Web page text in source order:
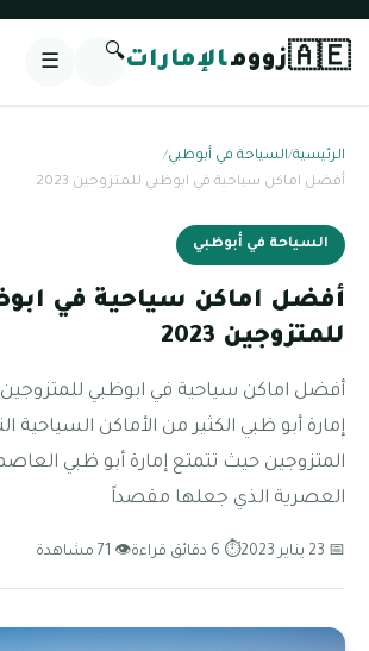
🇦🇪زوومالإمارات🔍
☰
الرئيسية/السياحة في أبوظبي/
أفضل اماكن سياحية في ابوظبي للمتزوجين 2023
السياحة في أبوظبي
أفضل اماكن سياحية في
للمتزوجين 2023
إمارة أبو ظبي الكثير من الأماكن السياحية
المتزوجين حيث تتمتع إمارة أبو ظبي
العصرية الذي جعلها مقصداً
📅 23 يناير 2023 ⏱ 6 دقائق قراءة 👁 71 مشاهدة